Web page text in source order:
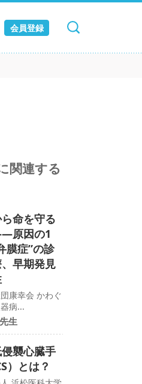
会員登録キャンセル
関連する
命を守る
原因の1
膜症”の診
早期発見
康幸会 かわぐ
病...
生
襲心臓手
）とは？